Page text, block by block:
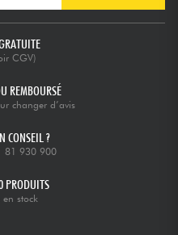
CGV)
REMBOURSÉ
changer d’avis
CONSEIL ?
81 930 900
PRODUITS
stock